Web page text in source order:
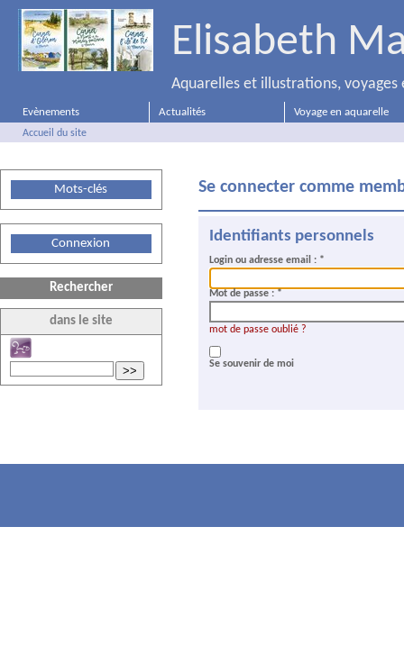
Elisabeth
Aquarelles et illustrations, voyages
Evènements Actualités Voyage en aquarelle
Accueil du site
Se connecter comme
Identifiants personnels
Login ou adresse email : *
Mot de passe : *
mot de passe oublié ?
Se souvenir de moi
Mots-clés
Connexion
Rechercher
dans le site
>>